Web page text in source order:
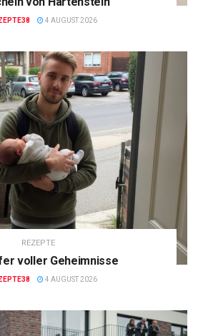
4 AUGUST 2026
REZEPTE
voller Geheimnisse
4 AUGUST 2026